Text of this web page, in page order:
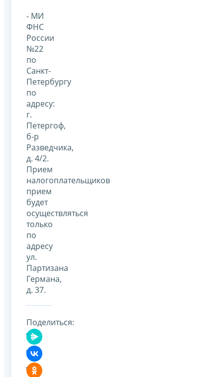
- МИ
ФНС
России
№22
по
Санкт-
Петербургу
по
адресу:
г.
Петергоф,
б-р
Разведчика,
д. 4/2.
Прием
налогоплательщиков
прием
будет
осуществляться
только
по
адресу
ул.
Партизана
Германа,
д. 37.
Поделиться: